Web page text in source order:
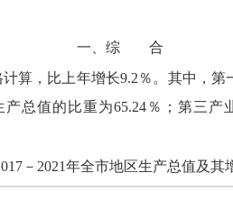
一、 综 合
算， 比上年增长9.2 ％。 其中，第
产总值的比重为65.24 ％； 第三产
7 －2021年全市地区生产总值及其